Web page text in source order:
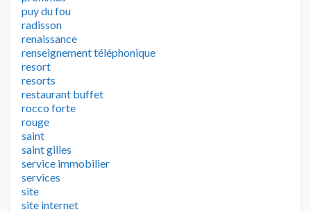
puy du fou
radisson
renaissance
renseignement téléphonique
resort
resorts
restaurant buffet
rocco forte
rouge
saint
saint gilles
service immobilier
services
site
site internet